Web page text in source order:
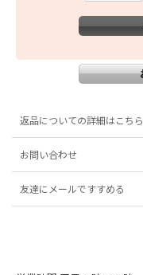
返品についての詳細はこちら
お問い合わせ
友達にメールですすめる